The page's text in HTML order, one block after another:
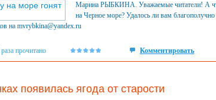
Марина РЫБКИНА. Уважаемые читатели! А
на Черное море? Удалось ли вам
на mvrybkina@yandex.ru
прочитано Комментировать
появилась ягода от старости